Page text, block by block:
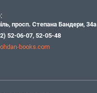
просп. Степана Бандери, 34а
52-06-07, 52-05-48
books.com